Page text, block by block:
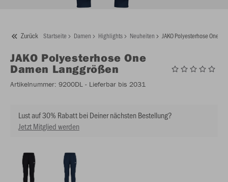
Zurück Startseite Damen Highlights Neuheiten JAKO Polyesterhose One
JAKO Polyesterhose One
Damen Langgrößen
Artikelnummer: 9200DL - Lieferbar bis 2031
Lust auf 30% Rabatt bei Deiner nächsten Bestellung?
Jetzt Mitglied werden